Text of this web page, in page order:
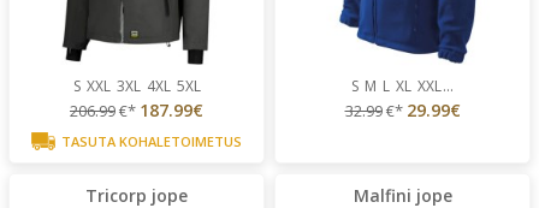
S XXL 3XL 4XL 5XL
206.99€* 187.99€
TASUTA KOHALETOIMETUS
S M L XL XXL...
32.99€* 29.99€
Tricorp jope Malfini jope